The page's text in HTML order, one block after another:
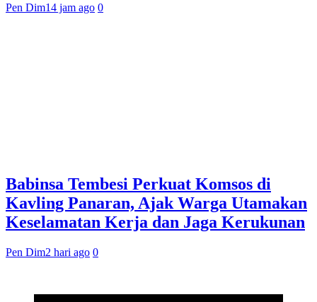
Pen Dim14 jam ago 0
Babinsa Tembesi Perkuat Komsos di
Kavling Panaran, Ajak Warga Utamakan
Keselamatan Kerja dan Jaga Kerukunan
Pen Dim2 hari ago 0